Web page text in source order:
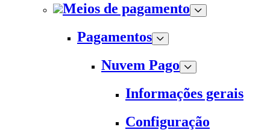
Meios de pagamento
Pagamentos
Nuvem Pago
Informações gerais
Configuração